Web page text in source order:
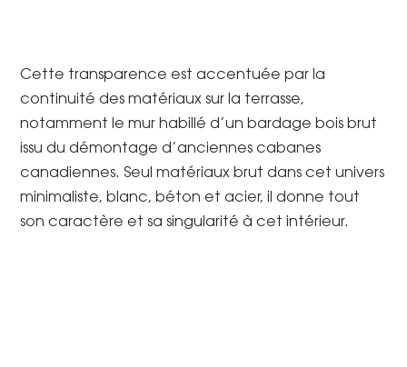
Cette transparence est accentuée par la
continuité des matériaux sur la terrasse,
notamment le mur habillé d’un bardage bois brut
issu du démontage d’anciennes cabanes
canadiennes. Seul matériaux brut dans cet univers
minimaliste, blanc, béton et acier, il donne tout
son caractère et sa singularité à cet intérieur.